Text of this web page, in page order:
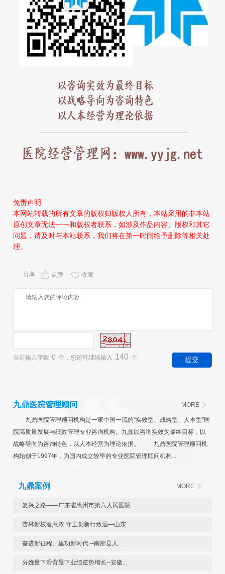
免责声明
本网站转载的所有文章的版权归版权人所有，本站采用的非本站
原创文章无法一一和版权者联系，如涉及作品内容、版权和其它
问题，请及时与本站联系，我们将在第一时间给予删除等相关处
理。
分享 点赞 收藏
当前输入字数 0 个，您还可继续输入 140 个
九鼎医院管理顾问 MORE
九鼎医院管理顾问机构是一家中国一流的“实效型、战略型、人本型”医
院高质量发展与绩效管理专业咨询机构。九鼎以咨询实效为最终目标，以
战略导向为咨询特色，以人本经营为理论依据。 九鼎医院管理顾问机
构始创于1997年，为国内成立较早的专业医院管理顾问机构...
九鼎案例 MORE
复兴之路——广东省惠州市第六人民医院...
杏林新枝春意浓 守正创新行致远—山东...
奋进新征程、建功新时代 --南部县人...
分娩量下滑背景下业绩逆势增长--安徽...